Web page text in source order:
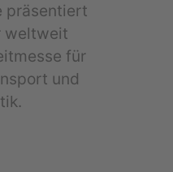
prä­sen­tiert
welt­weit
für
und